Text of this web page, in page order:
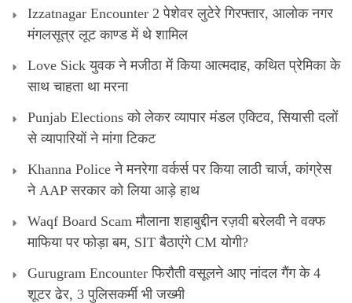
Izzatnagar Encounter 2 पेशेवर लुटेरे गिरफ्तार, आलोक नगर
मंगलसूत्र लूट काण्‍ड में थे शामिल
Love Sick युवक ने मजीठा में किया आत्मदाह, कथित प्रेमिका के
साथ चाहता था मरना
Punjab Elections को लेकर व्यापार मंडल एक्टिव, सियासी दलों
से व्यापारियों ने मांगा टिकट
Khanna Police ने मनरेगा वर्कर्स पर किया लाठी चार्ज, कांग्रेस
ने AAP सरकार को लिया आड़े हाथ
Waqf Board Scam मौलाना शहाबुद्दीन रज़वी बरेलवी ने वक्फ
माफिया पर फोड़ा बम, SIT बैठाएंगे CM योगी?
Gurugram Encounter फिरौती वसूलने आए नांदल गैंग के 4
शूटर ढेर, 3 पुलिसकर्मी भी जख्मी